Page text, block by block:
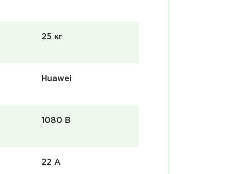
25 кг
Huawei
1080 В
22 A